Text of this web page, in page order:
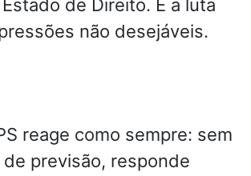
de Direito. E a luta
não desejáveis.
reage como sempre: sem
previsão, responde